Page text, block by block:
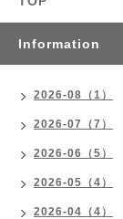
Information
2026-08（1）
2026-07（7）
2026-06（5）
2026-05（4）
2026-04（4）